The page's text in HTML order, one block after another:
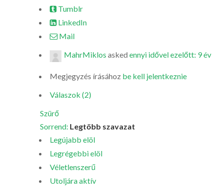
Tumblr
LinkedIn
Mail
MahrMiklos asked ennyi idővel ezelőtt: 9 év
Megjegyzés írásához be kell jelentkeznie
Válaszok (2)
Szürő
Sorrend: Legtöbb szavazat
Legújabb elöl
Legrégebbi elöl
Véletlenszerű
Utoljára aktív